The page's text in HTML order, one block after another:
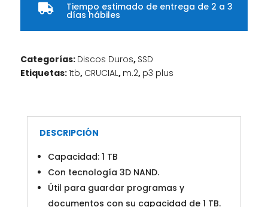
 Tiempo estimado de entrega de 2 a 3
días hábiles
Categorías: Discos Duros, SSD
Etiquetas:1tb, CRUCIAL, m.2, p3 plus
DESCRIPCIÓN
Capacidad: 1 TB
Con tecnología 3D NAND.
Útil para guardar programas y
documentos con su capacidad de 1 TB.